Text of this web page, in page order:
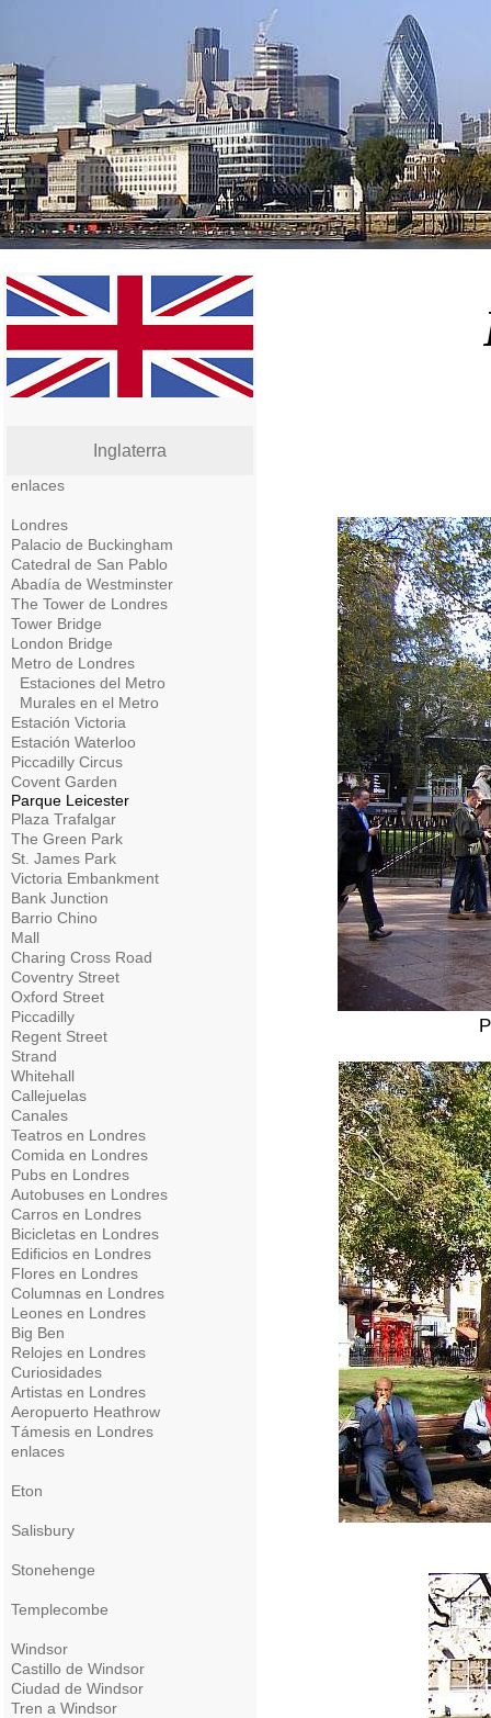
Inglaterra
enlaces
Londres
Palacio de Buckingham
Catedral de San Pablo
Abadía de Westminster
The Tower de Londres
Tower Bridge
London Bridge
Metro de Londres
Estaciones del Metro
Murales en el Metro
Estación Victoria
Estación Waterloo
Piccadilly Circus
Covent Garden
Parque Leicester
Plaza Trafalgar
The Green Park
St. James Park
Victoria Embankment
Bank Junction
Barrio Chino
Mall
Charing Cross Road
Coventry Street
Oxford Street
Piccadilly
Regent Street
Strand
Whitehall
Callejuelas
Canales
Teatros en Londres
Comida en Londres
Pubs en Londres
Autobuses en Londres
Carros en Londres
Bicicletas en Londres
Edificios en Londres
Flores en Londres
Columnas en Londres
Leones en Londres
Big Ben
Relojes en Londres
Curiosidades
Artistas en Londres
Aeropuerto Heathrow
Támesis en Londres
enlaces
Eton
Salisbury
Stonehenge
Templecombe
Windsor
Castillo de Windsor
Ciudad de Windsor
Tren a Windsor